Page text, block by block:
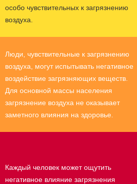
особо чувствительных к загрязнению
воздуха.
Люди, чувствительные к загрязнению
воздуха, могут испытывать негативное
воздействие загрязняющих веществ.
Для основной массы населения
загрязнение воздуха не оказывает
заметного влияния на здоровье.
Каждый человек может ощутить
негативное влияние загрязнения